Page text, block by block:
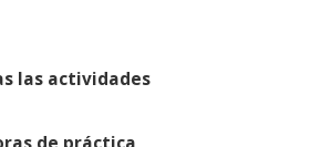
las actividades